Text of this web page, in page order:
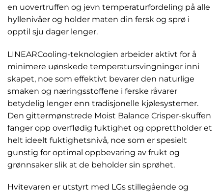
en uovertruffen og jevn temperaturfordeling på alle
hyllenivåer og holder maten din fersk og sprø i
opptil sju dager lenger.
LINEARCooling-teknologien arbeider aktivt for å
minimere uønskede temperatursvingninger inni
skapet, noe som effektivt bevarer den naturlige
smaken og næringsstoffene i ferske råvarer
betydelig lenger enn tradisjonelle kjølesystemer.
Den gittermønstrede Moist Balance Crisper-skuffen
fanger opp overflødig fuktighet og opprettholder et
helt ideelt fuktighetsnivå, noe som er spesielt
gunstig for optimal oppbevaring av frukt og
grønnsaker slik at de beholder sin sprøhet.
Hvitevaren er utstyrt med LGs stillegående og